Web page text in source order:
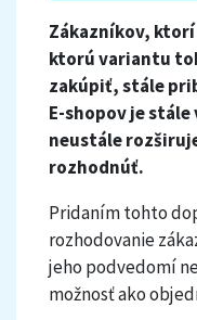
Zákazníkov,
ktorú variantu
zakúpiť, stále
E-shopov je stále
neustále
rozhodnúť.
Pridaním tohto
rozhodovanie
jeho podvedomí
možnosť ako